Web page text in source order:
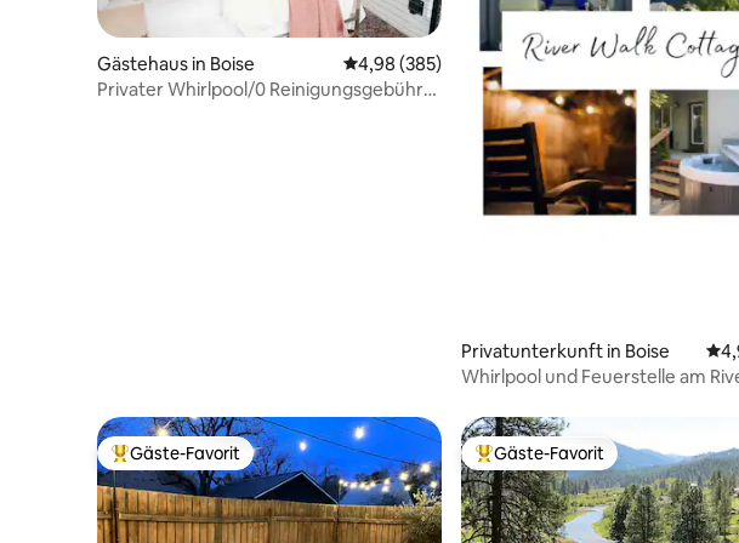
Gästehaus in Boise Durchschnittliche Bewertung: 4,98 von 5, 385
4,98 (385)
Privater Whirlpool/0 Reinigungsgebühr-
Privatunterkunft in Boise
Whirlpool und Feuerstelle am
Beliebter Gäste-Favorit.
Gäste-Favorit Beliebter Gäste-Favorit.
Gäste-Favorit